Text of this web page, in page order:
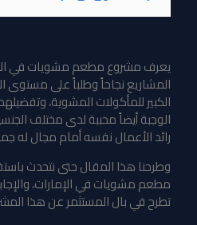
يعرف مشروع مطعم مشويات في
المشاريع نجاحاً وطلباً على مستوى
الكبير للمأكولات المشوية،
الوجبة أيضاً محببة لدى مختلف
رائد الأعمال نفسه أمام مجال له
وطرحنا هذا المقال حتى نتحدث
مطعم مشويات في الإمارات،
تطرح في بال المستثمر عن هذا